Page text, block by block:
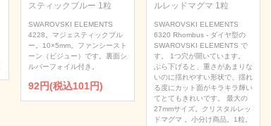
スティックブルー 1粒
SWAROVSKI ELEMENTS
4228。マジェスティックブル
ー。10×5mm。ファンシースト
ーン（ビジュー）です。裏面シ
ルバーフォイル付き。
92円(税込101円)
ルレッドマグマ 1粒
SWAROVSKI ELEMENTS
6320 Rhombus - ダイヤ型の
SWAROVSKI ELEMENTS で
す。 1つ穴が開いています。
ぶら下げると、重さがあまりな
いのに揺れやすい形状で、揺れ
る度にカット面がキラキラ輝い
てとてもきれいです。 最大の
27mmサイズ。クリスタルレッ
ドマグマ 。小分け商品。1粒。